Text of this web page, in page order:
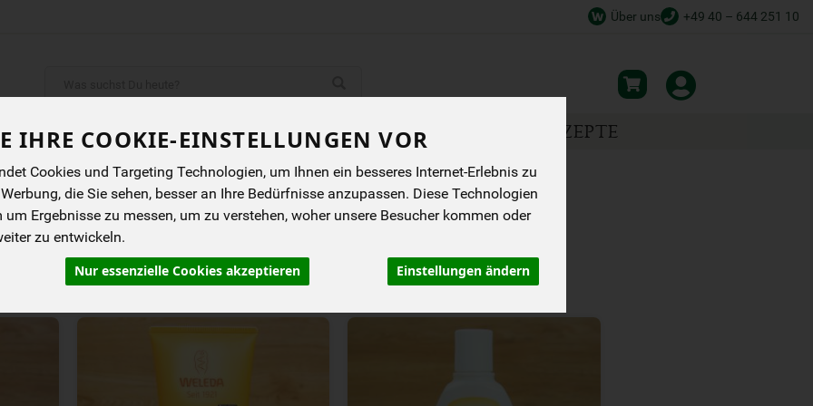
IHRE COOKIE-EINSTELLUNGEN VOR
Cookies und Targeting Technologien, um Ihnen ein besseres Internet-Erlebnis zu
die Sie sehen, besser an Ihre Bedürfnisse anzupassen. Diese Technologien
Ergebnisse zu messen, um zu verstehen, woher unsere Besucher kommen oder
zu entwickeln.
Nur essenzielle Cookies akzeptieren Einstellungen ändern
+49 40 – 644 251 10
Über uns
BIOKISTEN ANGEBOTE NEUES INSPIRATION REZEPTE
Allergene